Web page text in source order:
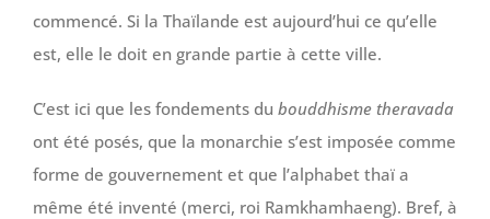
commencé. Si la Thaïlande est aujourd’hui ce qu’elle
est, elle le doit en grande partie à cette ville.
C’est ici que les fondements du bouddhisme theravada
ont été posés, que la monarchie s’est imposée comme
forme de gouvernement et que l’alphabet thaï a
même été inventé (merci, roi Ramkhamhaeng). Bref, à